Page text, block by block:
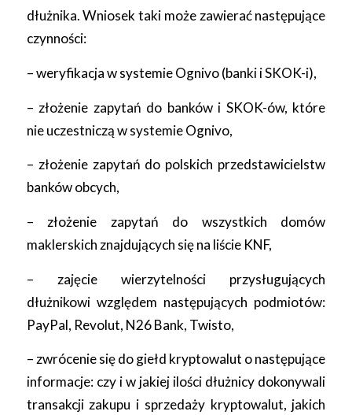
dłużnika. Wniosek taki może zawierać następujące
czynności:
– weryfikacja w systemie Ognivo (banki i SKOK-i),
– złożenie zapytań do banków i SKOK-ów, które
nie uczestniczą w systemie Ognivo,
– złożenie zapytań do polskich przedstawicielstw
banków obcych,
– złożenie zapytań do wszystkich domów
maklerskich znajdujących się na liście KNF,
– zajęcie wierzytelności przysługujących
dłużnikowi względem następujących podmiotów:
PayPal, Revolut, N26 Bank, Twisto,
– zwrócenie się do giełd kryptowalut o następujące
informacje: czy i w jakiej ilości dłużnicy dokonywali
transakcji zakupu i sprzedaży kryptowalut, jakich